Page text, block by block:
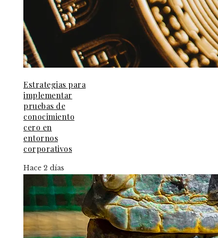
Estrategias para
implementar
pruebas de
conocimiento
cero en
entornos
corporativos
Hace 2 días